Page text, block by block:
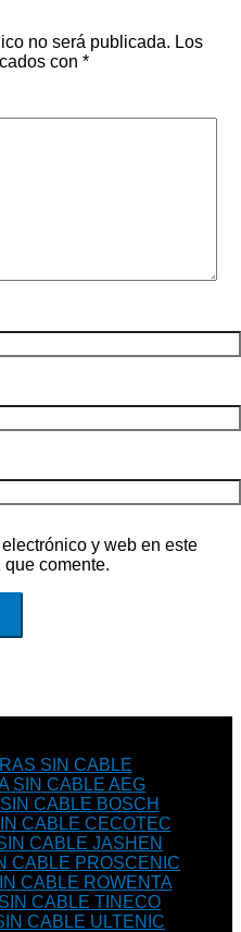
no será publicada. Los
con *
y web en este
comente.
SIN CABLE
SIN CABLE AEG
CABLE BOSCH
CABLE CECOTEC
CABLE JASHEN
CABLE PROSCENIC
CABLE ROWENTA
CABLE TINECO
CABLE ULTENIC